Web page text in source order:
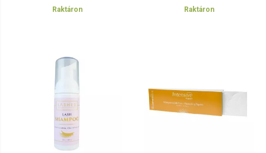
Raktáron Raktáron